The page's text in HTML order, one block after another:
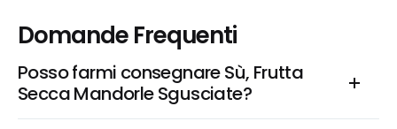
Domande Frequenti
Posso farmi consegnare Sù, Frutta
Secca Mandorle Sgusciate?